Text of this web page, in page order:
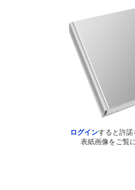
ログインすると許諾
表紙画像をご覧